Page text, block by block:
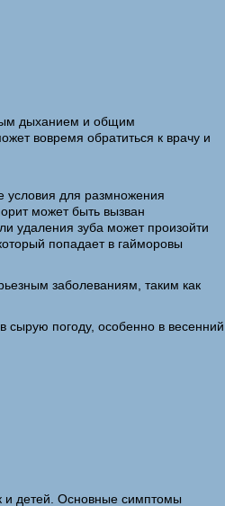
дыханием и общим
вовремя обратиться к врачу и
условия для размножения
может быть вызван
удаления зуба может произойти
попадает в гайморовы
заболеваниям, таким как
сырую погоду, особенно в весенний
и детей. Основные симптомы